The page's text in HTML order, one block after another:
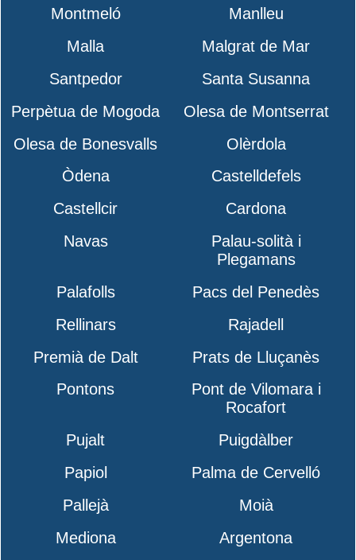
Montmeló
Manlleu
Malla
Malgrat de Mar
Santpedor
Santa Susanna
Perpètua de Mogoda
Olesa de Montserrat
Olesa de Bonesvalls
Olèrdola
Òdena
Castelldefels
Castellcir
Cardona
Navas
Palau-solità i
Plegamans
Palafolls
Pacs del Penedès
Rellinars
Rajadell
Premià de Dalt
Prats de Lluçanès
Pontons
Pont de Vilomara i
Rocafort
Pujalt
Puigdàlber
Papiol
Palma de Cervelló
Pallejà
Moià
Mediona
Argentona